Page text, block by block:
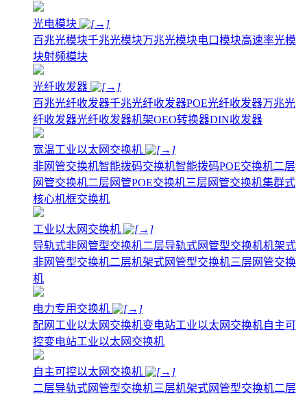
光电模块
百兆光模块千兆光模块万兆光模块电口模块高速率光模
块射频模块
光纤收发器
百兆光纤收发器千兆光纤收发器POE光纤收发器万兆光
纤收发器光纤收发器机架OEO转换器DIN收发器
宽温工业以太网交换机
非网管交换机智能拨码交换机智能拨码POE交换机二层
网管交换机二层网管POE交换机三层网管交换机集群式
核心机框交换机
工业以太网交换机
导轨式非网管型交换机二层导轨式网管型交换机机架式
非网管型交换机二层机架式网管型交换机三层网管交换
机
电力专用交换机
配网工业以太网交换机变电站工业以太网交换机自主可
控变电站工业以太网交换机
自主可控以太网交换机
二层导轨式网管型交换机三层机架式网管型交换机二层